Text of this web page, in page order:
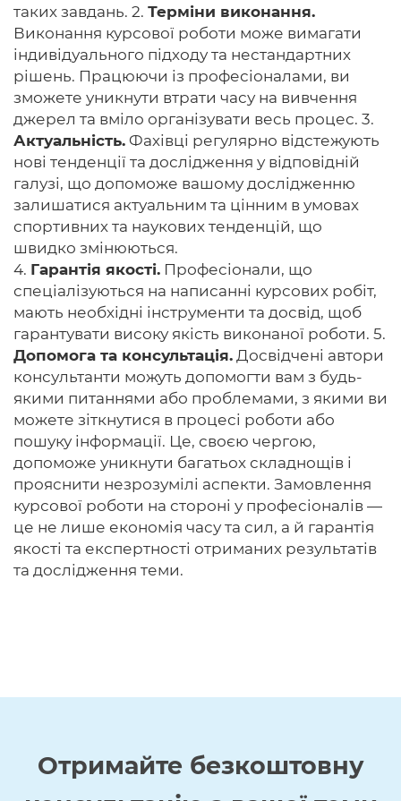
таких завдань. 2. Терміни виконання.
Виконання курсової роботи може вимагати
індивідуального підходу та нестандартних
рішень. Працюючи із професіоналами, ви
зможете уникнути втрати часу на вивчення
джерел та вміло організувати весь процес. 3.
Актуальність. Фахівці регулярно відстежують
нові тенденції та дослідження у відповідній
галузі, що допоможе вашому дослідженню
залишатися актуальним та цінним в умовах
спортивних та наукових тенденцій, що
швидко змінюються.
4. Гарантія якості. Професіонали, що
спеціалізуються на написанні курсових робіт,
мають необхідні інструменти та досвід, щоб
гарантувати високу якість виконаної роботи. 5.
Допомога та консультація. Досвідчені автори
консультанти можуть допомогти вам з будь-
якими питаннями або проблемами, з якими ви
можете зіткнутися в процесі роботи або
пошуку інформації. Це, своєю чергою,
допоможе уникнути багатьох складнощів і
прояснити незрозумілі аспекти. Замовлення
курсової роботи на стороні у професіоналів —
це не лише економія часу та сил, а й гарантія
якості та експертності отриманих результатів
та дослідження теми.
Отримайте безкоштовну